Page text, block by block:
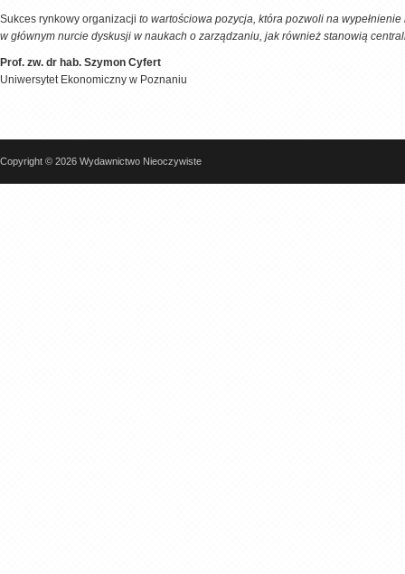
Sukces rynkowy organizacji to wartościowa pozycja, która pozwoli na
w głównym nurcie dyskusji w naukach o zarządzaniu, jak również stanowią
Prof. zw. dr hab. Szymon Cyfert
Uniwersytet Ekonomiczny w Poznaniu
Copyright © 2026 Wydawnictwo Nieoczywiste